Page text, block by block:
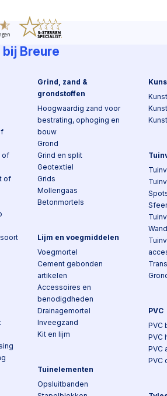
Breure
of
of
Grind, zand &
grondstoffen
Hoogwaardig zand voor
bestrating, ophoging en
bouw
Grond
Grind en split
Geotextiel
Grids
Mollengaas
Betonmortels
Lijm en voegmiddelen
Voegmortel
Cement gebonden
artikelen
Accessoires en
benodigdheden
Drainagemortel
Inveegzand
Kit en lijm
Tuinelementen
Opsluitbanden
PVC
PVC
PVC
PVC
PVC